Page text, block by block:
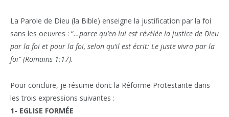
La Parole de Dieu (la Bible) enseigne la justification par la foi
sans les oeuvres : “…parce qu’en lui est révélée la justice de Dieu
par la foi et pour la foi, selon qu’il est écrit: Le juste vivra par la
foi” (Romains 1:17).
Pour conclure, je résume donc la Réforme Protestante dans
les trois expressions suivantes :
1- EGLISE FORMÉE